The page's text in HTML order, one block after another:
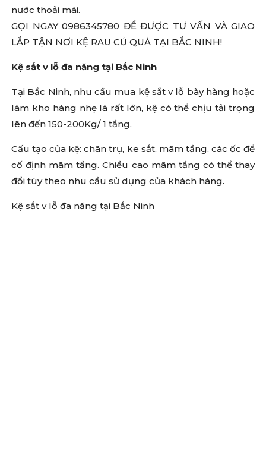
nước thoải mái.
GỌI NGAY 0986345780 ĐỂ ĐƯỢC TƯ VẤN VÀ GIAO
LẮP TẬN NƠI KỆ RAU CỦ QUẢ TẠI BẮC NINH!
Kệ sắt v lỗ đa năng tại Bắc Ninh
Tại Bắc Ninh, nhu cầu mua kệ sắt v lỗ bày hàng hoặc
làm kho hàng nhẹ là rất lớn, kệ có thể chịu tải trọng
lên đến 150-200Kg/ 1 tầng.
Cấu tạo của kệ: chân trụ, ke sắt, mâm tầng, các ốc để
cố định mâm tầng. Chiều cao mâm tầng có thể thay
đổi tùy theo nhu cầu sử dụng của khách hàng.
Kệ sắt v lỗ đa năng tại Bắc Ninh